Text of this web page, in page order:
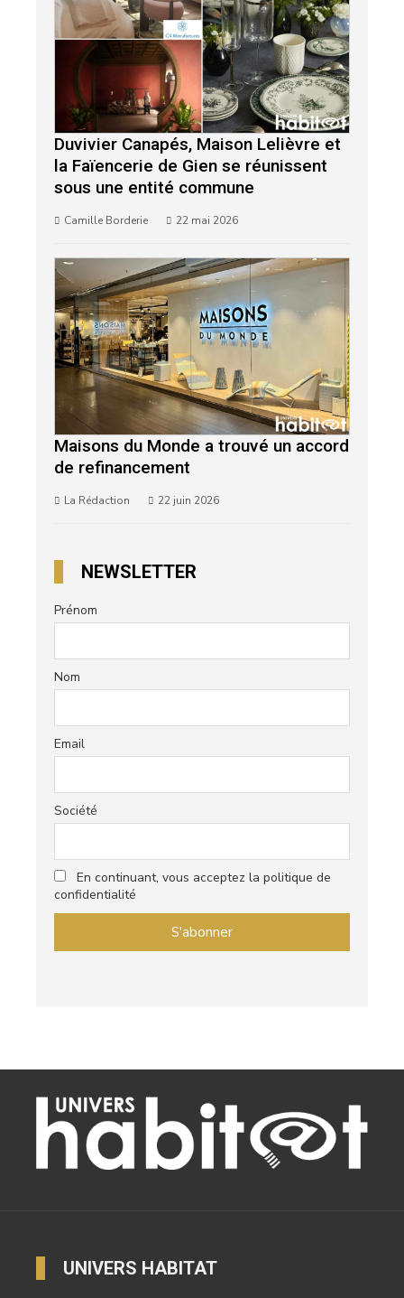
Duvivier Canapés, Maison Lelièvre et
la Faïencerie de Gien se réunissent
sous une entité commune
Camille Borderie 22 mai 2026
Maisons du Monde a trouvé un accord
de refinancement
La Rédaction 22 juin 2026
NEWSLETTER
Prénom
Nom
Email
Société
En continuant, vous acceptez la politique de
confidentialité
UNIVERS HABITAT